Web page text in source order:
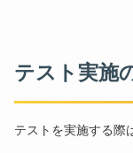
テスト実施
テストを実施する際